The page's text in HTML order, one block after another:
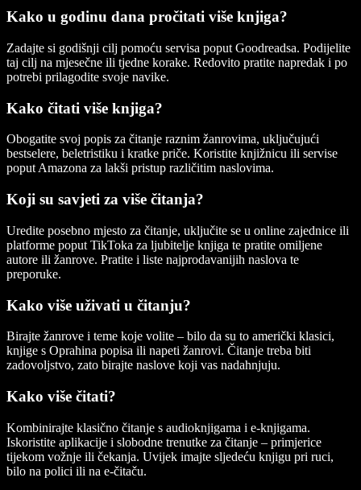
Kako u godinu dana pročitati više knjiga?
Zadajte si godišnji cilj pomoću servisa poput Goodreadsa. Podijelite
taj cilj na mjesečne ili tjedne korake. Redovito pratite napredak i po
potrebi prilagodite svoje navike.
Kako čitati više knjiga?
Obogatite svoj popis za čitanje raznim žanrovima, uključujući
bestselere, beletristiku i kratke priče. Koristite knjižnicu ili servise
poput Amazona za lakši pristup različitim naslovima.
Koji su savjeti za više čitanja?
Uredite posebno mjesto za čitanje, uključite se u online zajednice ili
platforme poput TikToka za ljubitelje knjiga te pratite omiljene
autore ili žanrove. Pratite i liste najprodavanijih naslova te
preporuke.
Kako više uživati u čitanju?
Birajte žanrove i teme koje volite – bilo da su to američki klasici,
knjige s Oprahina popisa ili napeti žanrovi. Čitanje treba biti
zadovoljstvo, zato birajte naslove koji vas nadahnjuju.
Kako više čitati?
Kombinirajte klasično čitanje s audioknjigama i e-knjigama.
Iskoristite aplikacije i slobodne trenutke za čitanje – primjerice
tijekom vožnje ili čekanja. Uvijek imajte sljedeću knjigu pri ruci,
bilo na polici ili na e-čitaču.